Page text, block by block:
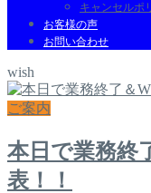
キャンセルポ
お客様の声
お問い合わせ
wish
ご案内
本日で業務終
表！！